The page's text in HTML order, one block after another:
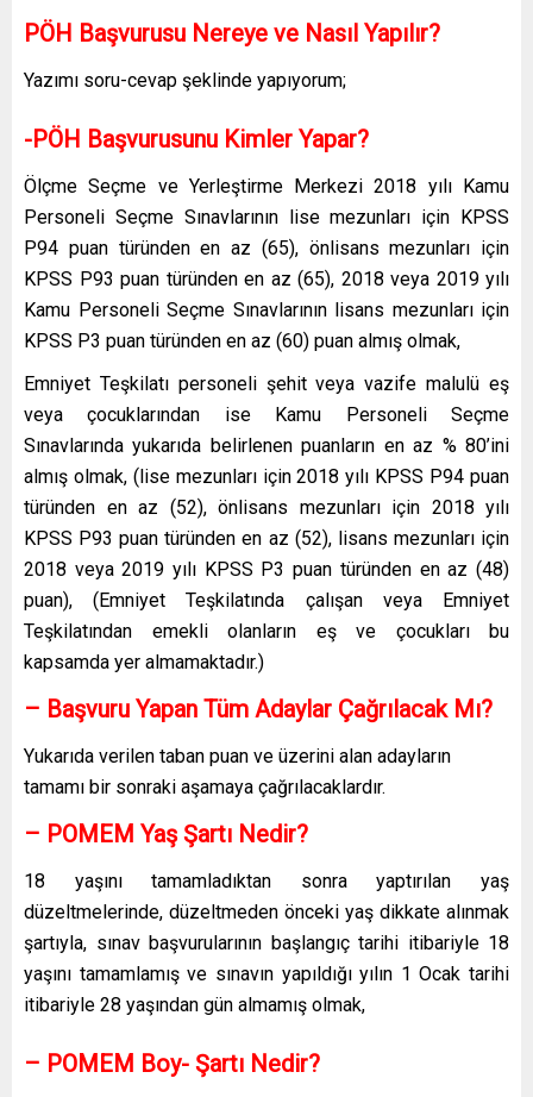
PÖH Başvurusu Nereye ve Nasıl Yapılır?
Yazımı soru-cevap şeklinde yapıyorum;
-PÖH Başvurusunu Kimler Yapar?
Ölçme Seçme ve Yerleştirme Merkezi 2018 yılı Kamu
Personeli Seçme Sınavlarının lise mezunları için KPSS
P94 puan türünden en az (65), önlisans mezunları için
KPSS P93 puan türünden en az (65), 2018 veya 2019 yılı
Kamu Personeli Seçme Sınavlarının lisans mezunları için
KPSS P3 puan türünden en az (60) puan almış olmak,
Emniyet Teşkilatı personeli şehit veya vazife malulü eş
veya çocuklarından ise Kamu Personeli Seçme
Sınavlarında yukarıda belirlenen puanların en az % 80’ini
almış olmak, (lise mezunları için 2018 yılı KPSS P94 puan
türünden en az (52), önlisans mezunları için 2018 yılı
KPSS P93 puan türünden en az (52), lisans mezunları için
2018 veya 2019 yılı KPSS P3 puan türünden en az (48)
puan), (Emniyet Teşkilatında çalışan veya Emniyet
Teşkilatından emekli olanların eş ve çocukları bu
kapsamda yer almamaktadır.)
– Başvuru Yapan Tüm Adaylar Çağrılacak Mı?
Yukarıda verilen taban puan ve üzerini alan adayların
tamamı bir sonraki aşamaya çağrılacaklardır.
– POMEM Yaş Şartı Nedir?
18 yaşını tamamladıktan sonra yaptırılan yaş
düzeltmelerinde, düzeltmeden önceki yaş dikkate alınmak
şartıyla, sınav başvurularının başlangıç tarihi itibariyle 18
yaşını tamamlamış ve sınavın yapıldığı yılın 1 Ocak tarihi
itibariyle 28 yaşından gün almamış olmak,
– POMEM Boy- Şartı Nedir?